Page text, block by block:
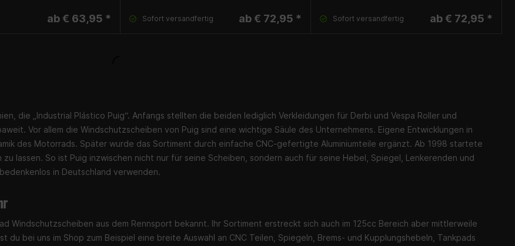
ab € 63,95 * Sofort versandfertig ab € 72,95 * Sofort versandfertig ab € 72,95 *
die „Industrial Plástico Puig“. Anfangs stellten die beiden lediglich Verkleidungen für Derbi und Vespa Roller und
Vor allem die Windschutzscheiben von Puig sind eine wichtige Säule des Unternehmens. Eigene Entwicklungen in
des Motorrads. Später wurde das Sortiment durch einfache CNC-gefertigte Aluminiumteile ergänzt. Ab 1998 startete
lassen. So ist Puig inzwischen nicht nur für seine Scheiben, sondern auch für seine Hebel, Spiegel, Lenkerenden und
in Deutschland verwenden.
Windschutzscheiben aus dem Rennsport bekannt. Ihr Sortiment erstreckt sich auch im 125cc Bereich aber mittlerweile
bei uns im Shop zum Beispiel eine breite Auswahl an CNC Teilen, Spiegeln, Brems- und Kupplungshebeln, Tankpads